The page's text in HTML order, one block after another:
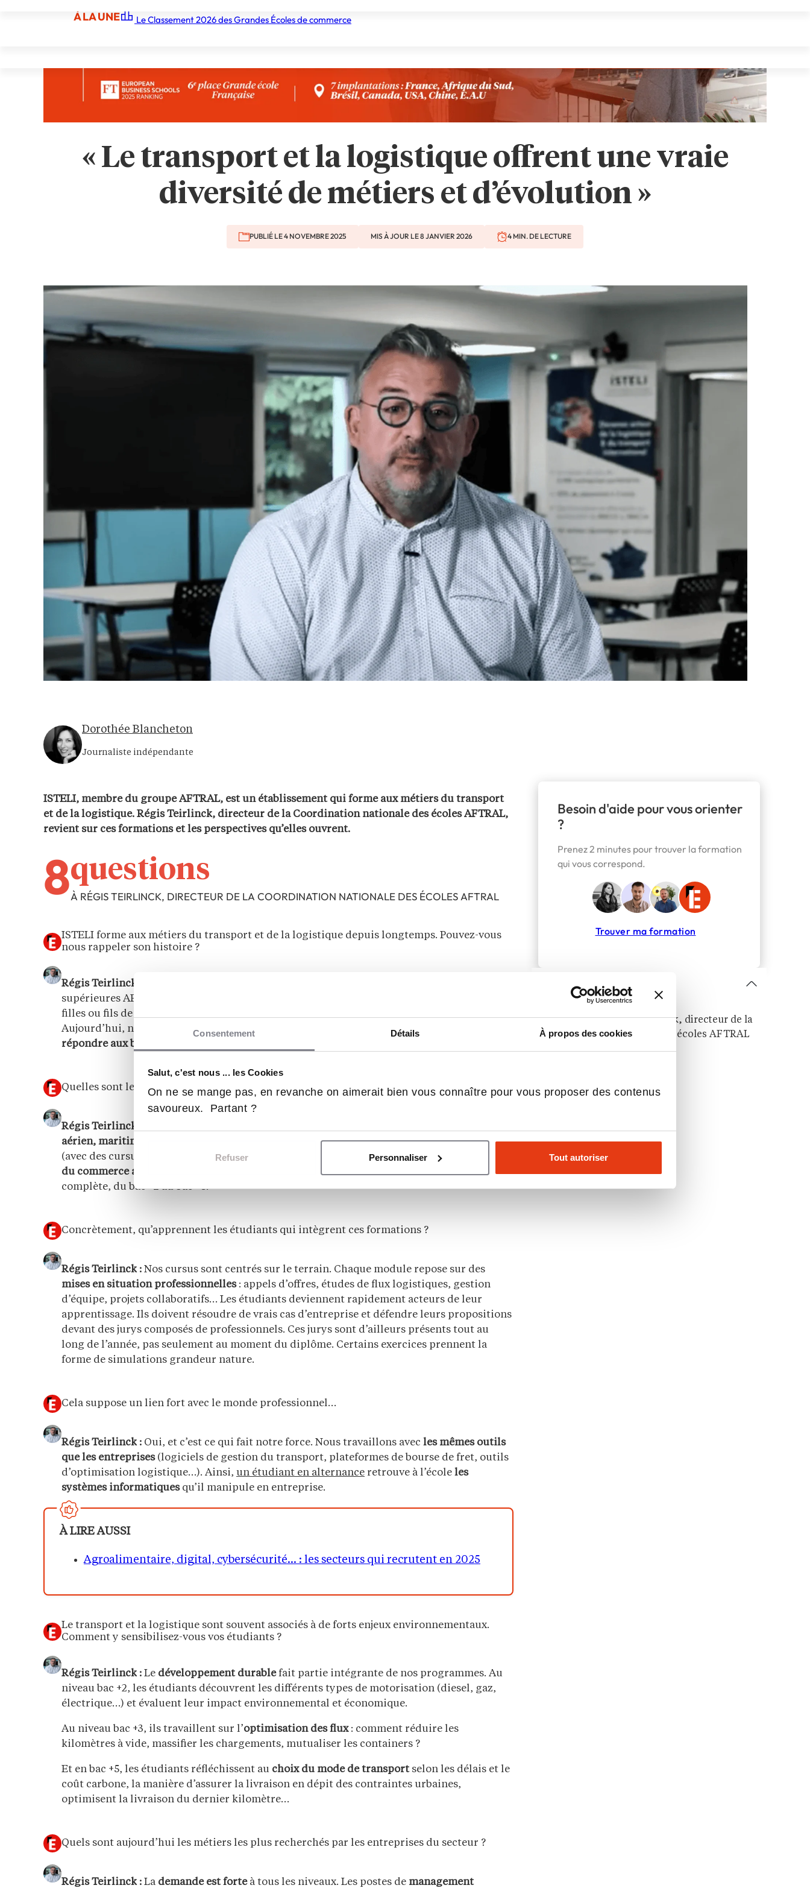
Consentement Détails À propos des cookies
Salut, c'est nous ... les Cookies
On ne se mange pas, en revanche on aimerait bien vous connaître pour vous proposer des contenus
savoureux. Partant ?
Refuser Personnaliser Tout autoriser
À LA UNE Le Classement 2026 des Grandes Écoles de commerce
« Le transport et la logistique offrent une vraie
diversité de métiers et d’évolution »
PUBLIÉ LE 4 NOVEMBRE 2025 MIS À JOUR LE 8 JANVIER 2026 4 MIN. DE LECTURE
Dorothée Blancheton
Journaliste indépendante
ISTELI, membre du groupe AFTRAL, est un établissement qui forme aux métiers du transport
et de la logistique. Régis Teirlinck, directeur de la Coordination nationale des écoles AFTRAL,
revient sur ces formations et les perspectives qu’elles ouvrent.
8questions
À RÉGIS TEIRLINCK, DIRECTEUR DE LA COORDINATION NATIONALE DES ÉCOLES AFTRAL
ISTELI forme aux métiers du transport et de la logistique depuis longtemps. Pouvez-vous
nous rappeler son histoire ?
Régis Teirlinck :
supérieures AFTRAL l’an prochain. À l’origine, ces formations s’adressaient souvent aux
filles ou fils de transporteurs qui souhaitaient
Aujourd’hui, nos publics se sont largement diversifiés, mais notre mission reste de
répondre aux besoins du secteur
Quelles sont les principales filières proposées ?
Régis Teirlinck :
aérien, maritime et multimodal
logistique et le management de sites, lasupply chain
(avec des cursus jusqu’à bac +5), letransport de voyageurs , et plus récemment, les
du commerce appliqués au transport
et à la logistique. L’ensemble constitue une offre
complète, du bac +2 au bac +5.
Concrètement, qu’apprennent les étudiants qui intègrent ces formations ?
Régis Teirlinck : Nos cursus sont centrés sur le terrain. Chaque module repose sur des
mises en situation professionnelles: appels d’offres, études de flux logistiques, gestion
d’équipe, projets collaboratifs… Les étudiants deviennent rapidement acteurs de leur
apprentissage. Ils doivent résoudre de vrais cas d’entreprise et défendre leurs propositions
devant des jurys composés de professionnels. Ces jurys sont d’ailleurs présents tout au
long de l’année, pas seulement au moment du diplôme. Certains exercices prennent la
forme de simulations grandeur nature.
Cela suppose un lien fort avec le monde professionnel…
Régis Teirlinck : Oui, et c’est ce qui fait notre force. Nous travaillons avec les mêmes outils
que les entreprises (logiciels de gestion du transport, plateformes de bourse de fret, outils
d’optimisation logistique…). Ainsi, un étudiant en alternance retrouve à l’école les
systèmes informatiquesqu’il manipule en entreprise.
À LIRE AUSSI
Agroalimentaire, digital, cybersécurité… : les secteurs qui recrutent en 2025
Le transport et la logistique sont souvent associés à de forts enjeux environnementaux.
Comment y sensibilisez-vous vos étudiants ?
Régis Teirlinck : Le développement durablefait partie intégrante de nos programmes. Au
niveau bac +2, les étudiants découvrent les différents types de motorisation (diesel, gaz,
électrique…) et évaluent leur impact environnemental et économique.
Au niveau bac +3, ils travaillent sur l’optimisation des flux: comment réduire les
kilomètres à vide, massifier les chargements, mutualiser les containers ?
Et en bac +5, les étudiants réfléchissent au choix du mode de transport selon les délais et le
coût carbone, la manière d’assurer la livraison en dépit des contraintes urbaines,
optimisent la livraison du dernier kilomètre…
Quels sont aujourd’hui les métiers les plus recherchés par les entreprises du secteur ?
Régis Teirlinck : La demande est forte à tous les niveaux. Les postes de management
Besoin d'aide pour vous orienter
?
Prenez 2 minutes pour trouver la formation
qui vous correspond.
Trouver ma formation
Sommaire
8questions à Régis Teirlinck, directeur de la
Coordination nationale des écoles AFTRAL